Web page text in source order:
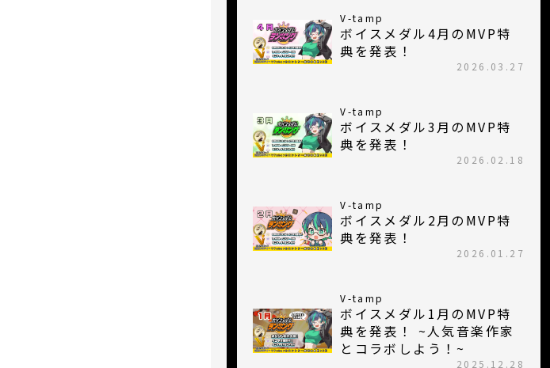
V-tamp
ボイスメダル4月のMVP特
典を発表！
2026.03.27
V-tamp
ボイスメダル3月のMVP特
典を発表！
2026.02.18
V-tamp
ボイスメダル2月のMVP特
典を発表！
2026.01.27
V-tamp
ボイスメダル1月のMVP特
典を発表！ ~人気音楽作家
とコラボしよう！~
2025.12.28